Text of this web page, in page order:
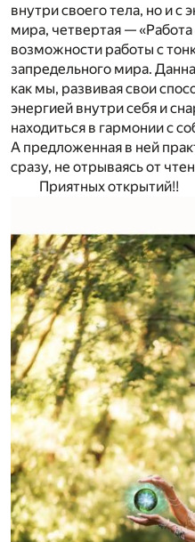
внутри своего тела, но и
мира, четвертая —
возможности работы с
запредельного мира.
как мы, развивая свои
энергией внутри себя и
находиться в гармонии с
А предложенная в ней
сразу, не отрываясь от
Приятных открытий!!